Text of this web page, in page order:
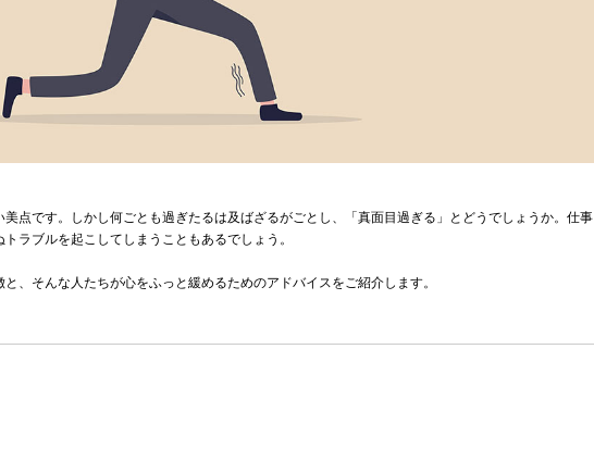
点です。しかし何ごとも過ぎたるは及ばざるがごとし、「真面目過ぎる」とどうでしょうか。仕事
ラブルを起こしてしまうこともあるでしょう。
、そんな人たちが心をふっと緩めるためのアドバイスをご紹介します。